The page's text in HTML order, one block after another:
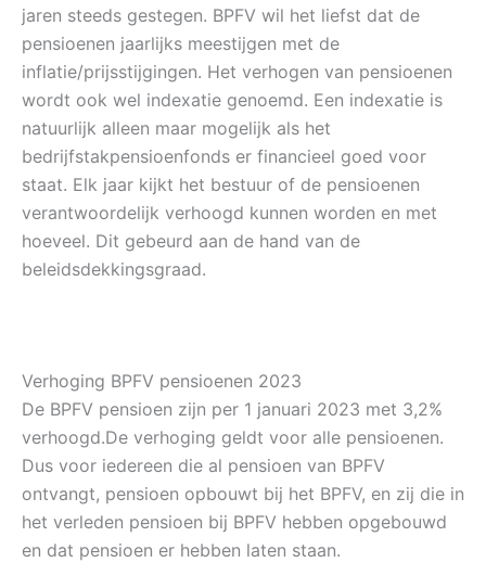
jaren steeds gestegen. BPFV wil het liefst dat de
pensioenen jaarlijks meestijgen met de
inflatie/prijsstijgingen. Het verhogen van pensioenen
wordt ook wel indexatie genoemd. Een indexatie is
natuurlijk alleen maar mogelijk als het
bedrijfstakpensioenfonds er financieel goed voor
staat. Elk jaar kijkt het bestuur of de pensioenen
verantwoordelijk verhoogd kunnen worden en met
hoeveel. Dit gebeurd aan de hand van de
beleidsdekkingsgraad.
Verhoging BPFV pensioenen 2023
De BPFV pensioen zijn per 1 januari 2023 met 3,2%
verhoogd.De verhoging geldt voor alle pensioenen.
Dus voor iedereen die al pensioen van BPFV
ontvangt, pensioen opbouwt bij het BPFV, en zij die in
het verleden pensioen bij BPFV hebben opgebouwd
en dat pensioen er hebben laten staan.